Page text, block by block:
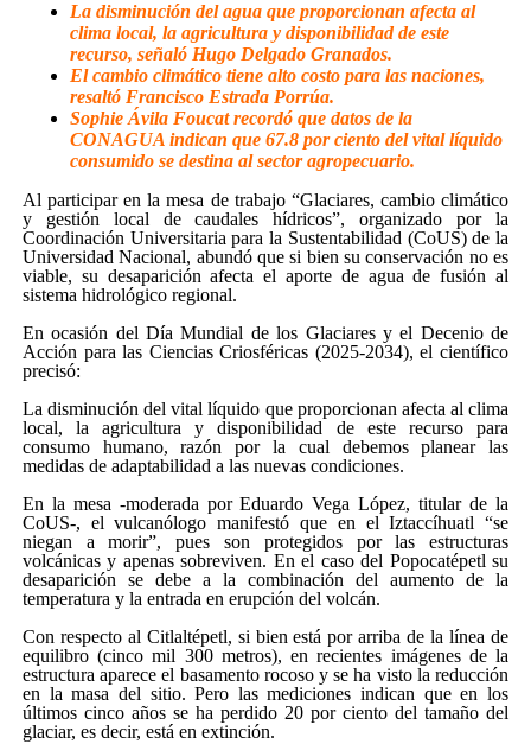
La disminución del agua que proporcionan afecta al
clima local, la agricultura y disponibilidad de este
recurso, señaló Hugo Delgado Granados.
El cambio climático tiene alto costo para las naciones,
resaltó Francisco Estrada Porrúa.
Sophie Ávila Foucat recordó que datos de la
CONAGUA indican que 67.8 por ciento del vital líquido
consumido se destina al sector agropecuario.
Al participar en la mesa de trabajo “Glaciares, cambio climático
y gestión local de caudales hídricos”, organizado por la
Coordinación Universitaria para la Sustentabilidad (CoUS) de la
Universidad Nacional, abundó que si bien su conservación no es
viable, su desaparición afecta el aporte de agua de fusión al
sistema hidrológico regional.
En ocasión del Día Mundial de los Glaciares y el Decenio de
Acción para las Ciencias Criosféricas (2025-2034), el científico
precisó:
La disminución del vital líquido que proporcionan afecta al clima
local, la agricultura y disponibilidad de este recurso para
consumo humano, razón por la cual debemos planear las
medidas de adaptabilidad a las nuevas condiciones.
En la mesa -moderada por Eduardo Vega López, titular de la
CoUS-, el vulcanólogo manifestó que en el Iztaccíhuatl “se
niegan a morir”, pues son protegidos por las estructuras
volcánicas y apenas sobreviven. En el caso del Popocatépetl su
desaparición se debe a la combinación del aumento de la
temperatura y la entrada en erupción del volcán.
Con respecto al Citlaltépetl, si bien está por arriba de la línea de
equilibro (cinco mil 300 metros), en recientes imágenes de la
estructura aparece el basamento rocoso y se ha visto la reducción
en la masa del sitio. Pero las mediciones indican que en los
últimos cinco años se ha perdido 20 por ciento del tamaño del
glaciar, es decir, está en extinción.